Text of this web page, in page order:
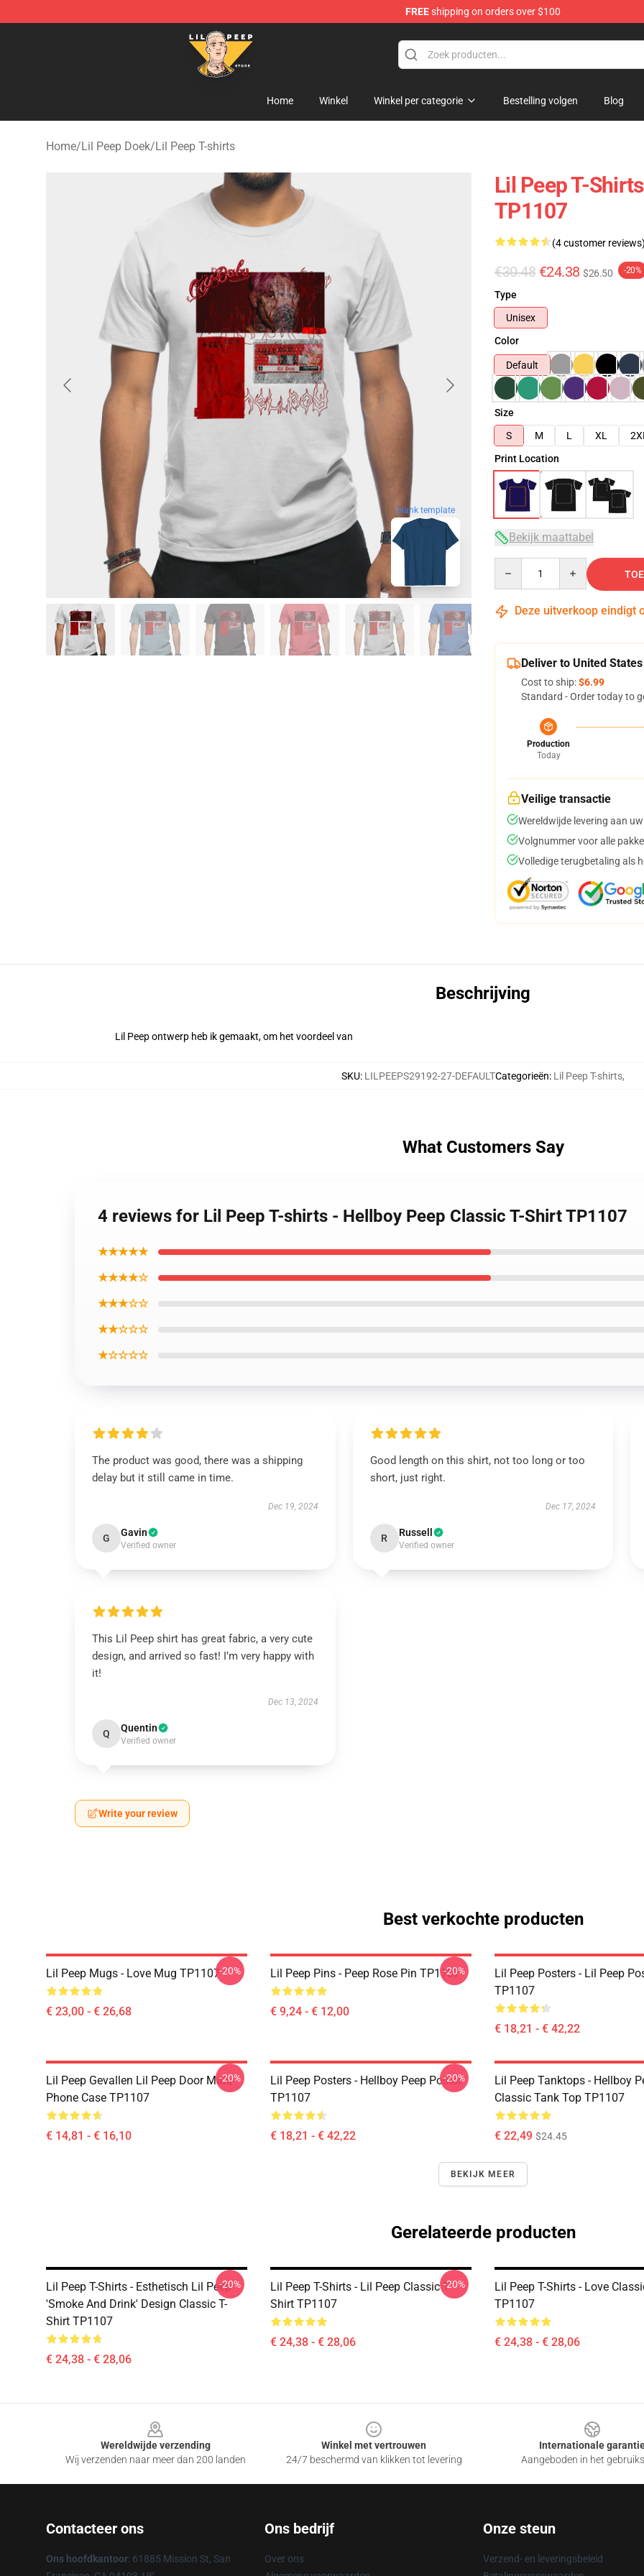
FREEshipping on orders over $100
Lil Peep Store - Official Lil Peep Merchandise Shop
Home Winkel Winkel per categorie Bestelling volgen Blog
Home/Lil Peep Doek/Lil Peep T-shirts
blank template
Lil Peep T-
TP1107
(4 customer reviews)
€30.48 €24.38 $26.50 -20%
Type
Unisex
Color
Default
Size
S
M L XL 2XL
Print Location
Bekijk maattabel
Deze uitverkoop eindigt
Deliver to United States
Cost to ship:$6.99
Standard - Order today to
Production
Today
Veilige transactie
Wereldwijde levering aan
Volgnummer voor alle
Volledige terugbetaling als
Beschrijving
Lil Peep ontwerp heb ik gemaakt, om het voordeel van
SKU: LILPEEPS29192-27-DEFAULTCategorieën: Lil Peep T-shirts,
What Customers Say
4 reviews for Lil Peep T-shirts - Hellboy Peep Classic T-Shirt TP1107
★★★★★
★★★★☆
★★★☆☆
★★☆☆☆
★☆☆☆☆
The product was good, there was a shipping
delay but it still came in time.
Dec 19, 2024
G Gavin
Verified owner
Good length on this shirt, not too long or too
short, just right.
Dec 17, 2024
R Russell
Verified owner
This Lil Peep shirt has great fabric, a very cute
design, and arrived so fast! I’m very happy with
it!
Dec 13, 2024
Q Quentin
Verified owner
Write your review
Best verkochte producten
Lil Peep Mugs - Love Mug TP1107
€ 23,00 - € 26,68
-20% Lil Peep Pins - Peep Rose Pin TP1107
€ 9,24 - € 12,00
-20%
Lil Peep Posters - Lil Peep
TP1107
€ 18,21 - € 42,22
Lil Peep Gevallen Lil Peep Door Malu
Phone Case TP1107
€ 14,81 - € 16,10
-20%
Lil Peep Posters - Hellboy Peep Poster
TP1107
€ 18,21 - € 42,22
-20%
Lil Peep Tanktops - Hellboy
Classic Tank Top TP1107
€ 22,49 $24.45
BEKIJK MEER
Gerelateerde producten
Lil Peep T-Shirts - Esthetisch Lil Peep
'Smoke And Drink' Design Classic T-
Shirt TP1107
€ 24,38 - € 28,06
-20%
Lil Peep T-Shirts - Lil Peep Classic T-
Shirt TP1107
€ 24,38 - € 28,06
-20%
Lil Peep T-Shirts - Love
TP1107
€ 24,38 - € 28,06
Wereldwijde verzending
Wij verzenden naar meer dan 200 landen
Winkel met vertrouwen
24/7 beschermd van klikken tot levering
Internationale
Aangeboden in het
Contacteer ons
Ons hoofdkantoor: 61885 Mission St, San
Ons bedrijf
Over ons
Onze steun
Verzend- en leveringsbeleid